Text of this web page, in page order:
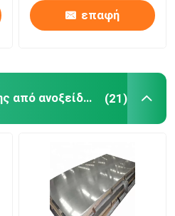
επαφή
Φύλλο ψυχρής έλασης από ανοξείδωτο χάλυβα (21)